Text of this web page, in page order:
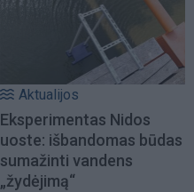
Aktualijos
Eksperimentas Nidos
uoste: išbandomas būdas
sumažinti vandens
„žydėjimą“